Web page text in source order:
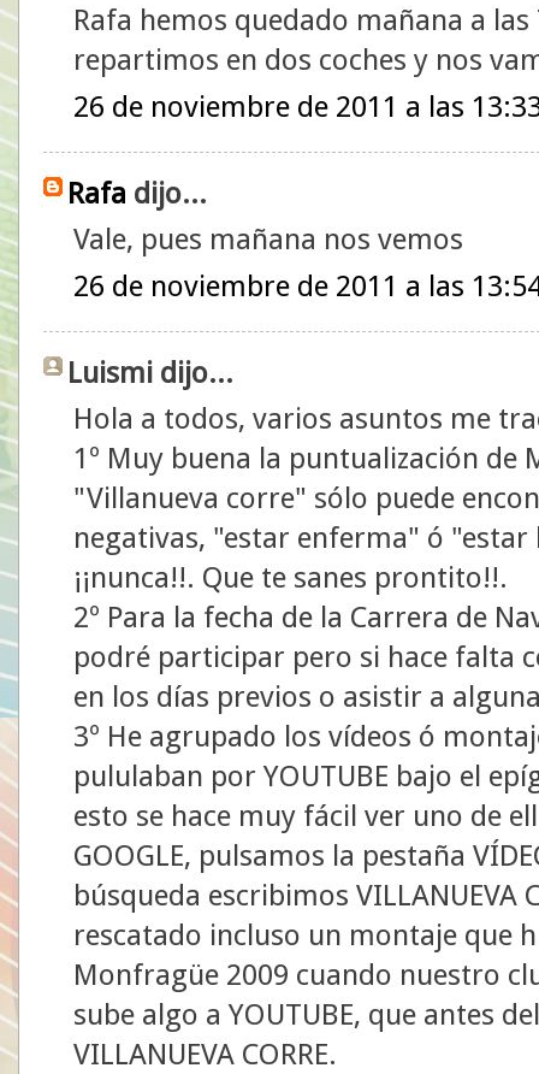
Rafa hemos quedado mañana a
repartimos en dos coches y nos
26 de noviembre de 2011 a las
Rafa dijo...
Vale, pues mañana nos vemos
26 de noviembre de 2011 a las
Luismi dijo...
Hola a todos, varios asuntos me
1º Muy buena la puntualización de
"Villanueva corre" sólo puede
negativas, "estar enferma" ó
¡¡nunca!!. Que te sanes prontito!!.
2º Para la fecha de la Carrera de
podré participar pero si hace falta
en los días previos o asistir a
3º He agrupado los vídeos ó
pululaban por YOUTUBE bajo el
esto se hace muy fácil ver uno de
GOOGLE, pulsamos la pestaña
búsqueda escribimos VILLANUEVA
rescatado incluso un montaje que
Monfragüe 2009 cuando nuestro
sube algo a YOUTUBE, que antes
VILLANUEVA CORRE.